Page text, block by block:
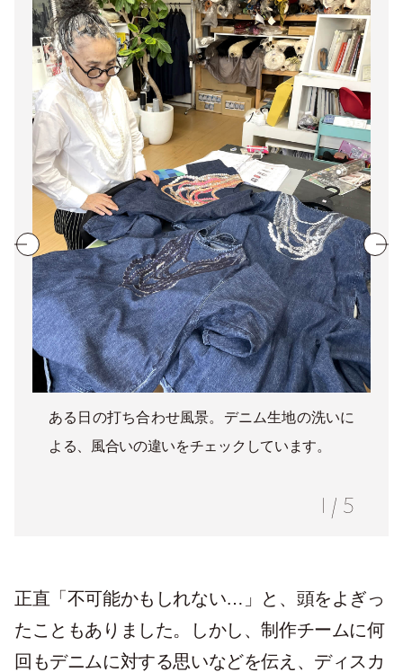
ある日の打ち合わせ風景。デニム生地の洗いに
よる、風合いの違いをチェックしています。
1 / 5
正直「不可能かもしれない…」と、頭をよぎっ
たこともありました。しかし、制作チームに何
回もデニムに対する思いなどを伝え、ディスカ